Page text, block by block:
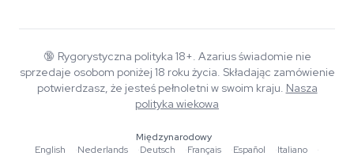
Polityka prywatności
Wiki
Muzyka
Narzędzia i kalkulatory
🔞 Rygorystyczna polityka 18+. Azarius świadomie nie
sprzedaje osobom poniżej 18 roku życia. Składając zamówienie
potwierdzasz, że jesteś pełnoletni w swoim kraju. Nasza
polityka wiekowa
Międzynarodowy
English
·Nederlands ·Deutsch ·Français ·Español ·Italiano
·